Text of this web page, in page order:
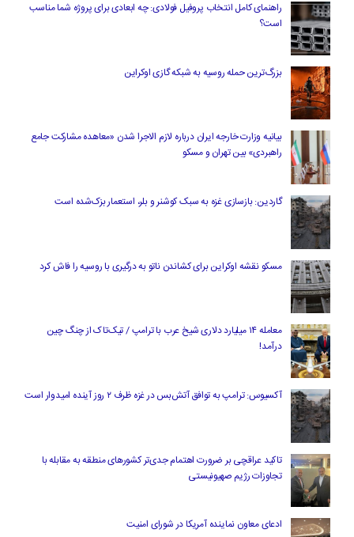
راهنمای کامل انتخاب پروفیل فولادی: چه ابعادی برای پروژه شما مناسب
است؟
بزرگ‌ترین حمله روسیه به شبکه گازی اوکراین
بیانیه وزارت خارجه ایران درباره لازم‌ الاجرا شدن «معاهده مشارکت جامع
راهبردی» بین تهران و مسکو
گاردین: بازسازی غزه به سبک کوشنر و بلر، استعمار بزک‌شده است
مسکو نقشه اوکراین برای کشاندن ناتو به درگیری با روسیه را فاش کرد
معامله ۱۴ میلیارد دلاری شیخ عرب با ترامپ / تیک‌تاک از چنگ چین
درآمد!
آکسیوس: ترامپ به توافق آتش‌بس در غزه ظرف ۲ روز آینده امیدوار است
تاکید عراقچی بر ضرورت اهتمام جدی‌تر کشورهای منطقه به مقابله با
تجاوزات رژیم صهیونیستی
ادعای معاون نماینده آمریکا در شورای امنیت